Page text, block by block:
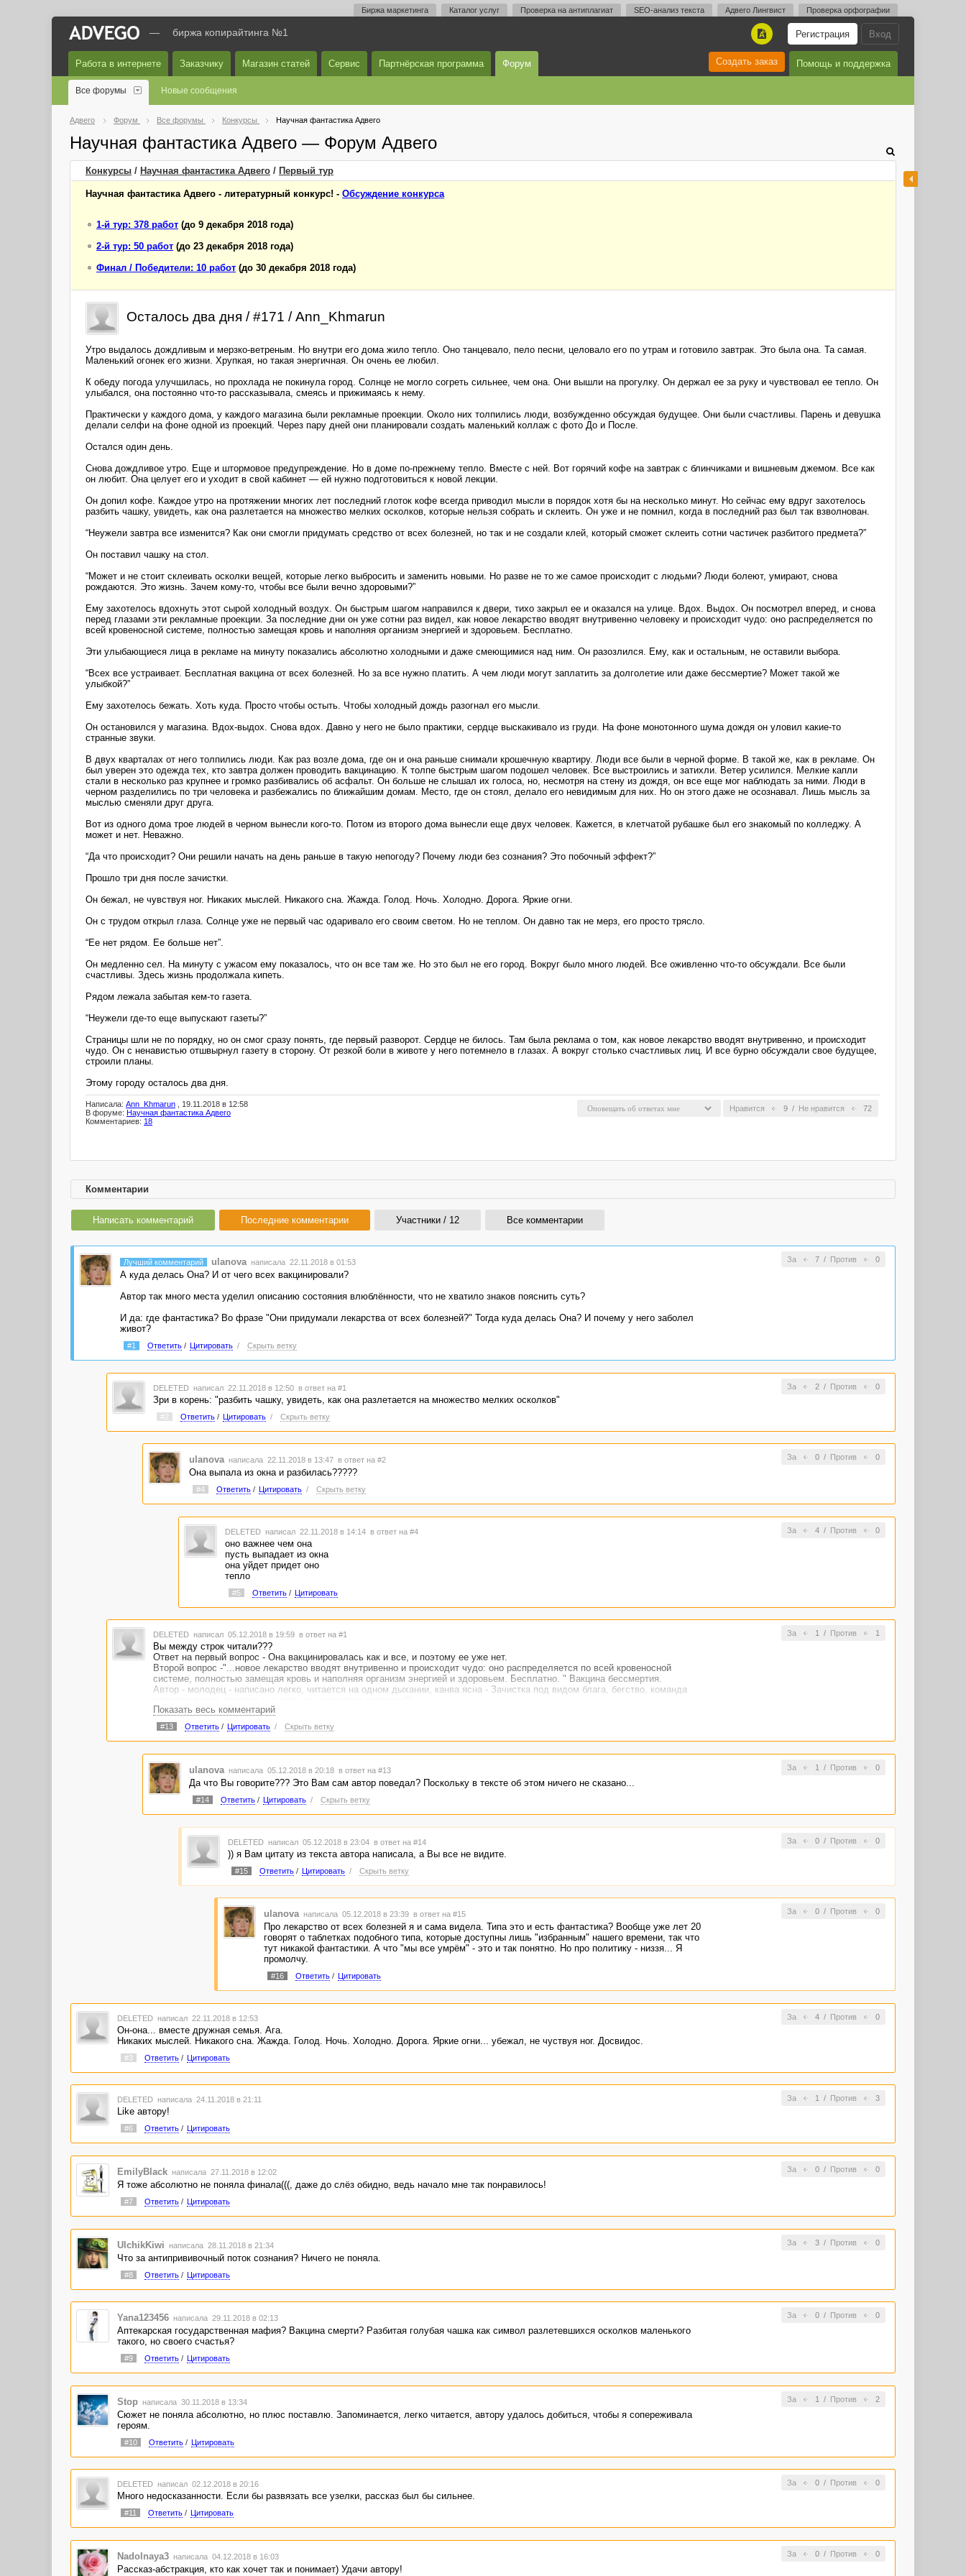
Биржа маркетинга Каталог услуг Проверка на антиплагиат SEO-анализ текста Адвего Лингвист Проверка орфографии
Вход
Регистрация
A
— биржа копирайтинга №1
Работа в интернете Заказчику Магазин статей Сервис Партнёрская программа Форум Помощь и поддержка
Создать заказ
Все форумы Новые сообщения
Адвего Форум Все форумы Конкурсы Научная фантастика Адвего
Научная фантастика Адвего — Форум Адвего
Конкурсы / Научная фантастика Адвего / Первый тур
Научная фантастика Адвего - литературный конкурс! - Обсуждение конкурса
1-й тур: 378 работ (до 9 декабря 2018 года)
2-й тур: 50 работ (до 23 декабря 2018 года)
Финал / Победители: 10 работ (до 30 декабря 2018 года)
Осталось два дня / #171 / Ann_Khmarun
Утро выдалось дождливым и мерзко-ветреным. Но внутри его дома жило тепло. Оно танцевало, пело песни, целовало его по утрам и готовило завтрак. Это была она. Та самая.
Маленький огонек его жизни. Хрупкая, но такая энергичная. Он очень ее любил.
К обеду погода улучшилась, но прохлада не покинула город. Солнце не могло согреть сильнее, чем она. Они вышли на прогулку. Он держал ее за руку и чувствовал ее тепло. Он
улыбался, она постоянно что-то рассказывала, смеясь и прижимаясь к нему.
Практически у каждого дома, у каждого магазина были рекламные проекции. Около них толпились люди, возбужденно обсуждая будущее. Они были счастливы. Парень и девушка
делали селфи на фоне одной из проекций. Через пару дней они планировали создать маленький коллаж с фото До и После.
Остался один день.
Снова дождливое утро. Еще и штормовое предупреждение. Но в доме по-прежнему тепло. Вместе с ней. Вот горячий кофе на завтрак с блинчиками и вишневым джемом. Все как
он любит. Она целует его и уходит в свой кабинет — ей нужно подготовиться к новой лекции.
Он допил кофе. Каждое утро на протяжении многих лет последний глоток кофе всегда приводил мысли в порядок хотя бы на несколько минут. Но сейчас ему вдруг захотелось
разбить чашку, увидеть, как она разлетается на множество мелких осколков, которые нельзя собрать и склеить. Он уже и не помнил, когда в последний раз был так взволнован.
“Неужели завтра все изменится? Как они смогли придумать средство от всех болезней, но так и не создали клей, который сможет склеить сотни частичек разбитого предмета?”
Он поставил чашку на стол.
“Может и не стоит склеивать осколки вещей, которые легко выбросить и заменить новыми. Но разве не то же самое происходит с людьми? Люди болеют, умирают, снова
рождаются. Это жизнь. Зачем кому-то, чтобы все были вечно здоровыми?”
Ему захотелось вдохнуть этот сырой холодный воздух. Он быстрым шагом направился к двери, тихо закрыл ее и оказался на улице. Вдох. Выдох. Он посмотрел вперед, и снова
перед глазами эти рекламные проекции. За последние дни он уже сотни раз видел, как новое лекарство вводят внутривенно человеку и происходит чудо: оно распределяется по
всей кровеносной системе, полностью замещая кровь и наполняя организм энергией и здоровьем. Бесплатно.
Эти улыбающиеся лица в рекламе на минуту показались абсолютно холодными и даже смеющимися над ним. Он разозлился. Ему, как и остальным, не оставили выбора.
“Всех все устраивает. Бесплатная вакцина от всех болезней. Но за все нужно платить. А чем люди могут заплатить за долголетие или даже бессмертие? Может такой же
улыбкой?”
Ему захотелось бежать. Хоть куда. Просто чтобы остыть. Чтобы холодный дождь разогнал его мысли.
Он остановился у магазина. Вдох-выдох. Снова вдох. Давно у него не было практики, сердце выскакивало из груди. На фоне монотонного шума дождя он уловил какие-то
странные звуки.
В двух кварталах от него толпились люди. Как раз возле дома, где он и она раньше снимали крошечную квартиру. Люди все были в черной форме. В такой же, как в рекламе. Он
был уверен это одежда тех, кто завтра должен проводить вакцинацию. К толпе быстрым шагом подошел человек. Все выстроились и затихли. Ветер усилился. Мелкие капли
стали в несколько раз крупнее и громко разбивались об асфальт. Он больше не слышал их голоса, но, несмотря на стену из дождя, он все еще мог наблюдать за ними. Люди в
черном разделились по три человека и разбежались по ближайшим домам. Место, где он стоял, делало его невидимым для них. Но он этого даже не осознавал. Лишь мысль за
мыслью сменяли друг друга.
Вот из одного дома трое людей в черном вынесли кого-то. Потом из второго дома вынесли еще двух человек. Кажется, в клетчатой рубашке был его знакомый по колледжу. А
может и нет. Неважно.
“Да что происходит? Они решили начать на день раньше в такую непогоду? Почему люди без сознания? Это побочный эффект?”
Прошло три дня после зачистки.
Он бежал, не чувствуя ног. Никаких мыслей. Никакого сна. Жажда. Голод. Ночь. Холодно. Дорога. Яркие огни.
Он с трудом открыл глаза. Солнце уже не первый час одаривало его своим светом. Но не теплом. Он давно так не мерз, его просто трясло.
“Ее нет рядом. Ее больше нет”.
Он медленно сел. На минуту с ужасом ему показалось, что он все там же. Но это был не его город. Вокруг было много людей. Все оживленно что-то обсуждали. Все были
счастливы. Здесь жизнь продолжала кипеть.
Рядом лежала забытая кем-то газета.
“Неужели где-то еще выпускают газеты?”
Страницы шли не по порядку, но он смог сразу понять, где первый разворот. Сердце не билось. Там была реклама о том, как новое лекарство вводят внутривенно, и происходит
чудо. Он с ненавистью отшвырнул газету в сторону. От резкой боли в животе у него потемнело в глазах. А вокруг столько счастливых лиц. И все бурно обсуждали свое будущее,
строили планы.
Этому городу осталось два дня.
Нравится 9 / Не нравится 72
Написала: Ann_Khmarun , 19.11.2018 в 12:58
В форуме: Научная фантастика Адвего
Комментариев: 18
Комментарии
Написать комментарий Последние комментарии Участники / 12 Все комментарии
За 7/ Против 0
Лучший комментарий ulanova написала 22.11.2018 в 01:53
А куда делась Она? И от чего всех вакцинировали?
Автор так много места уделил описанию состояния влюблённости, что не хватило знаков пояснить суть?
И да: где фантастика? Во фразе "Они придумали лекарства от всех болезней?" Тогда куда делась Она? И почему у него заболел
живот?
#1 Ответить/ Цитировать / Скрыть ветку
За 2/ Против 0
DELETED написал 22.11.2018 в 12:50 в ответ на #1
Зри в корень: "разбить чашку, увидеть, как она разлетается на множество мелких осколков"
#2 Ответить/ Цитировать / Скрыть ветку
За 0/ Против 0
ulanova написала 22.11.2018 в 13:47 в ответ на #2
Она выпала из окна и разбилась?????
#4 Ответить/ Цитировать / Скрыть ветку
За 4/ Против 0
DELETED написал 22.11.2018 в 14:14 в ответ на #4
оно важнее чем она
пусть выпадает из окна
она уйдет придет оно
тепло
#5 Ответить/ Цитировать
За 1 / Против 1
DELETED написал 05.12.2018 в 19:59 в ответ на #1
Вы между строк читали???
Ответ на первый вопрос - Она вакцинировалась как и все, и поэтому ее уже нет.
Второй вопрос -"...новое лекарство вводят внутривенно и происходит чудо: оно распределяется по всей кровеносной
системе, полностью замещая кровь и наполняя организм энергией и здоровьем. Бесплатно. " Вакцина бессмертия.
Автор - молодец - написано легко, читается на одном дыхании, канва ясна - Зачистка под видом блага, бегство, команда
Показать весь комментарий
#13 Ответить/ Цитировать / Скрыть ветку
За 1 / Против 0
ulanova написала 05.12.2018 в 20:18 в ответ на #13
Да что Вы говорите??? Это Вам сам автор поведал? Поскольку в тексте об этом ничего не сказано...
#14 Ответить/ Цитировать / Скрыть ветку
За 0/ Против 0
DELETED написал 05.12.2018 в 23:04 в ответ на #14
)) я Вам цитату из текста автора написала, а Вы все не видите.
#15 Ответить/ Цитировать / Скрыть ветку
За 0/ Против 0
ulanova написала 05.12.2018 в 23:39 в ответ на #15
Про лекарство от всех болезней я и сама видела. Типа это и есть фантастика? Вообще уже лет 20
говорят о таблетках подобного типа, которые доступны лишь "избранным" нашего времени, так что
тут никакой фантастики. А что "мы все умрём" - это и так понятно. Но про политику - низзя... Я
промолчу.
#16 Ответить/ Цитировать
За 4/ Против 0
DELETED написал 22.11.2018 в 12:53
Он-она... вместе дружная семья. Ага.
Никаких мыслей. Никакого сна. Жажда. Голод. Ночь. Холодно. Дорога. Яркие огни... убежал, не чуствуя ног. Досвидос.
#3 Ответить/ Цитировать
За 1 / Против 3
DELETED написала 24.11.2018 в 21:11
Like автору!
#6 Ответить/ Цитировать
За 0/ Против 0
EmilyBlack написала 27.11.2018 в 12:02
Я тоже абсолютно не поняла финала(((, даже до слёз обидно, ведь начало мне так понравилось!
#7 Ответить/ Цитировать
За 3/ Против 0
UlchikKiwi написала 28.11.2018 в 21:34
Что за антипрививочный поток сознания? Ничего не поняла.
#8 Ответить/ Цитировать
За 0/ Против 0
Yana123456 написала 29.11.2018 в 02:13
Аптекарская государственная мафия? Вакцина смерти? Разбитая голубая чашка как символ разлетевшихся осколков маленького
такого, но своего счастья?
#9 Ответить/ Цитировать
За 1 / Против 2
Stop написала 30.11.2018 в 13:34
Сюжет не поняла абсолютно, но плюс поставлю. Запоминается, легко читается, автору удалось добиться, чтобы я сопереживала
героям.
#10 Ответить/ Цитировать
За 0/ Против 0
DELETED написал 02.12.2018 в 20:16
Много недосказанности. Если бы развязать все узелки, рассказ был бы сильнее.
#11 Ответить/ Цитировать
За 0/ Против 0
Nadolnaya3 написала 04.12.2018 в 16:03
Рассказ-абстракция, кто как хочет так и понимает) Удачи автору!